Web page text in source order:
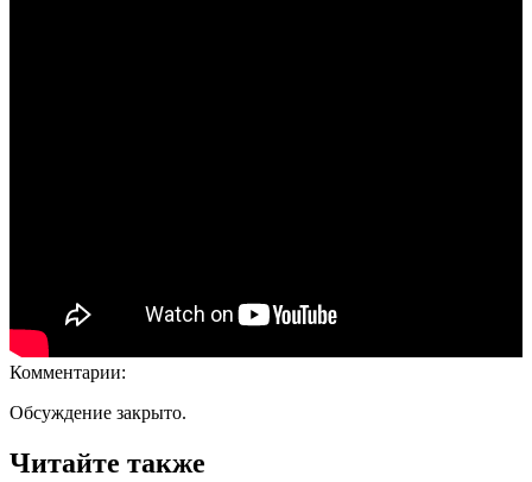
Комментарии:
Обсуждение закрыто.
Читайте также